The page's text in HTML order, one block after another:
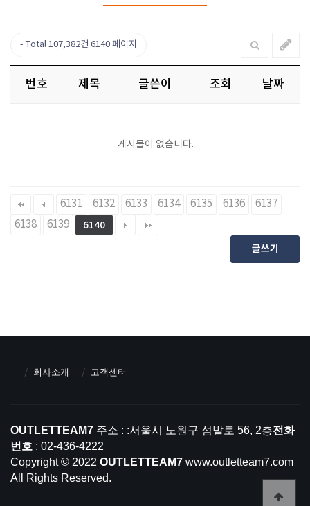
Total 107,382건 6140 페이지
번호 제목 글쓴이 조회 날짜
게시물이 없습니다.
6131 6132 6133 6134 6135 6136
6137
6138
6139
6140
글쓰기
회사소개 고객센터
OUTLETTEAM7 주소 : :서울시 노원구 섬밭로 56, 2층전화
번호 : 02-436-4222
Copyright © 2022 OUTLETTEAM7 www.outletteam7.com
All Rights Reserved.